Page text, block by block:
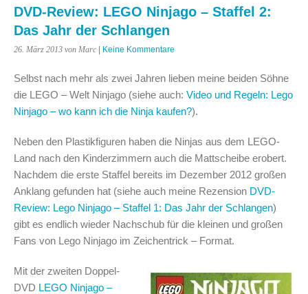
DVD-Review: LEGO Ninjago – Staffel 2:
Das Jahr der Schlangen
26. März 2013 von Marc | Keine Kommentare
Selbst nach mehr als zwei Jahren lieben meine beiden Söhne
die LEGO – Welt Ninjago (siehe auch: Video und Regeln: Lego
Ninjago – wo kann ich die Ninja kaufen?).
Neben den Plastikfiguren haben die Ninjas aus dem LEGO-
Land nach den Kinderzimmern auch die Mattscheibe erobert.
Nachdem die erste Staffel bereits im Dezember 2012 großen
Anklang gefunden hat (siehe auch meine Rezension DVD-
Review: Lego Ninjago – Staffel 1: Das Jahr der Schlangen)
gibt es endlich wieder Nachschub für die kleinen und großen
Fans von Lego Ninjago im Zeichentrick – Format.
Mit der zweiten Doppel-
DVD LEGO Ninjago –